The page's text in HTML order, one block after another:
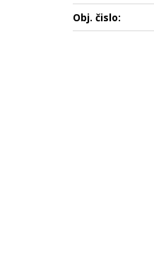
Obj. čislo: